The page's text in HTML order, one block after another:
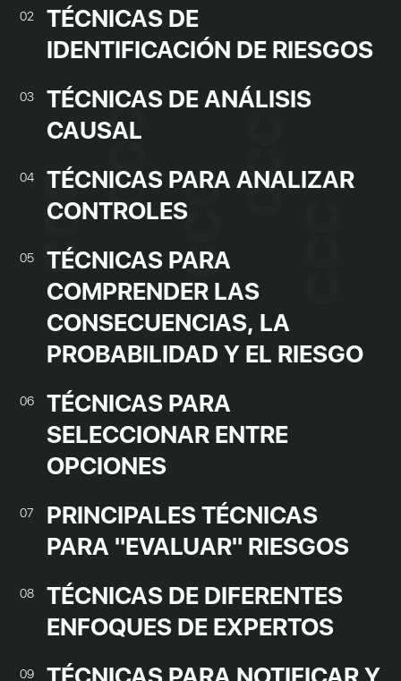
02
TÉCNICAS DE
IDENTIFICACIÓN DE RIESGOS
03
TÉCNICAS DE ANÁLISIS
CAUSAL
04
TÉCNICAS PARA ANALIZAR
CONTROLES
05
TÉCNICAS PARA
COMPRENDER LAS
CONSECUENCIAS, LA
PROBABILIDAD Y EL RIESGO
06
TÉCNICAS PARA
SELECCIONAR ENTRE
OPCIONES
07
PRINCIPALES TÉCNICAS
PARA "EVALUAR" RIESGOS
08
TÉCNICAS DE DIFERENTES
ENFOQUES DE EXPERTOS
09